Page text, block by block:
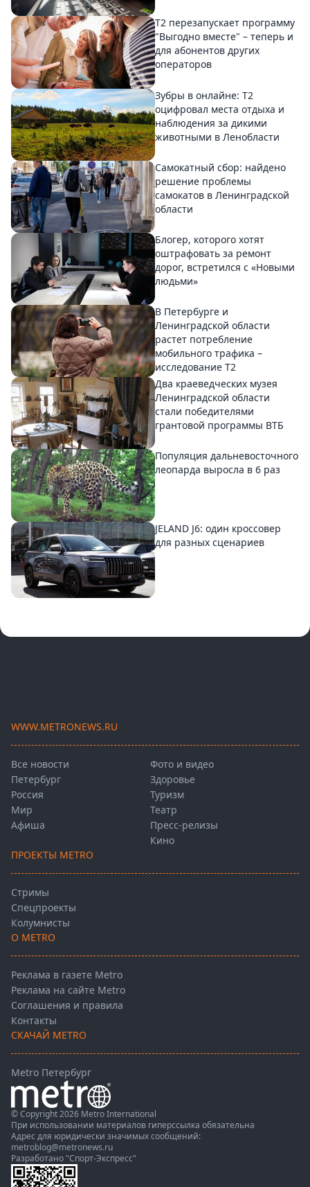
Т2 перезапускает программу
"Выгодно вместе" – теперь и
для абонентов других
операторов
Зубры в онлайне: Т2
оцифровал места отдыха и
наблюдения за дикими
животными в Ленобласти
Самокатный сбор: найдено
решение проблемы
самокатов в Ленинградской
области
Блогер, которого хотят
оштрафовать за ремонт
дорог, встретился с «Новыми
людьми»
В Петербурге и
Ленинградской области
растет потребление
мобильного трафика –
исследование T2
Два краеведческих музея
Ленинградской области
стали победителями
грантовой программы ВТБ
Популяция дальневосточного
леопарда выросла в 6 раз
JELAND J6: один кроссовер
для разных сценариев
WWW.METRONEWS.RU
Все новости
Петербург
Россия
Мир
Афиша
Фото и видео
Здоровье
Туризм
Театр
Пресс-релизы
Кино
ПРОЕКТЫ METRO
Стримы
Спецпроекты
Колумнисты
О METRO
Реклама в газете Metro
Реклама на сайте Metro
Соглашения и правила
Контакты
СКАЧАЙ METRO
Metro Петербург
© Copyright 2026 Metro International
При использовании материалов гиперссылка обязательна
Адрес для юридически значимых сообщений:
metroblog@metronews.ru
Разработано "Спорт-Экспресс"